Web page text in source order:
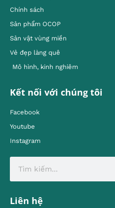
Chính sách
Sản phẩm OCOP
Sản vật vùng miền
Vẻ đẹp làng quê
Mô hình, kinh nghiêm
Kết nối với chúng tôi
Facebook
Youtube
Instagram
Liên hệ